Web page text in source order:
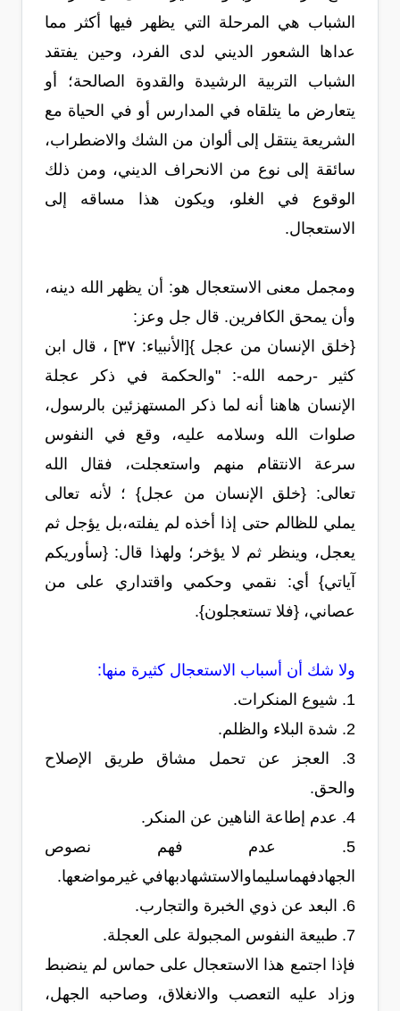
الشباب هي المرحلة التي يظهر فيها أكثر مما
عداها الشعور الديني لدى الفرد، وحين يفتقد
الشباب التربية الرشيدة والقدوة الصالحة؛ أو
يتعارض ما يتلقاه في المدارس أو في الحياة مع
الشريعة ينتقل إلى ألوان من الشك والاضطراب،
سائقة إلى نوع من الانحراف الديني، ومن ذلك
الوقوع في الغلو، ويكون هذا مساقه إلى
الاستعجال.
ومجمل معنى الاستعجال هو: أن يظهر الله دينه،
وأن يمحق الكافرين. قال جل وعز:
{خلق الإنسان من عجل }[الأنبياء: ٣٧] ، قال ابن
كثير -رحمه الله-: "والحكمة في ذكر عجلة
الإنسان هاهنا أنه لما ذكر المستهزئين بالرسول،
صلوات الله وسلامه عليه، وقع في النفوس
سرعة الانتقام منهم واستعجلت، فقال الله
تعالى: {خلق الإنسان من عجل} ؛ لأنه تعالى
يملي للظالم حتى إذا أخذه لم يفلته،بل يؤجل ثم
يعجل، وينظر ثم لا يؤخر؛ ولهذا قال: {سأوريكم
آياتي} أي: نقمي وحكمي واقتداري على من
عصاني، {فلا تستعجلون}.
ولا شك أن أسباب الاستعجال كثيرة منها:
1. شيوع المنكرات.
2. شدة البلاء والظلم.
3. العجز عن تحمل مشاق طريق الإصلاح
والحق.
4. عدم إطاعة الناهين عن المنكر.
5. عدم فهم نصوص
الجهادفهماسليماوالاستشهادبهافي غيرمواضعها.
6. البعد عن ذوي الخبرة والتجارب.
7. طبيعة النفوس المجبولة على العجلة.
فإذا اجتمع هذا الاستعجال على حماس لم ينضبط
وزاد عليه التعصب والانغلاق، وصاحبه الجهل،